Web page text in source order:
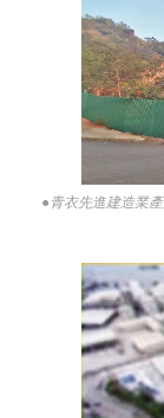
●青衣先進建造業